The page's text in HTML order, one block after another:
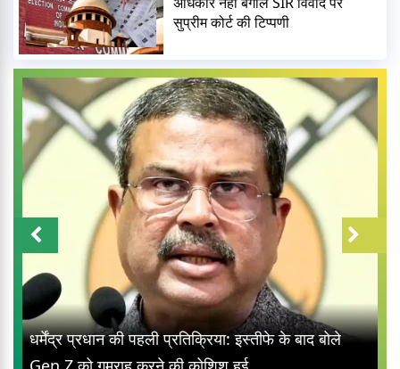
सुप्रीम कोर्ट की टिप्पणी
के बाद बोले
महाराष्ट्र की राजनीति में बड़ा मोड़: पीएम
मिलेंगे शरद पवार गुट के सभी 8 सांसद